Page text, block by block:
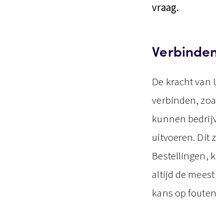
vraag.
De kracht van
verbinden,
kunnen
uitvoeren. Dit
Bestellingen,
altijd de
kans op